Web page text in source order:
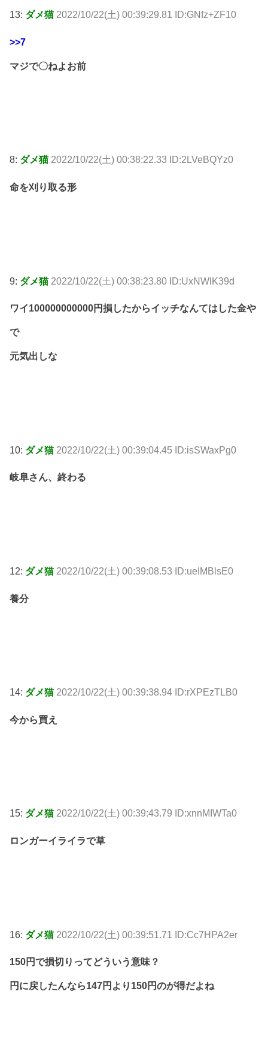
13: ダメ猫 2022/10/22(土) 00:39:29.81 ID:GNfz+ZF10
>>7
マジで〇ねよお前
8: ダメ猫 2022/10/22(土) 00:38:22.33 ID:2LVeBQYz0
命を刈り取る形
9: ダメ猫 2022/10/22(土) 00:38:23.80 ID:UxNWlK39d
ワイ100000000000円損したからイッチなんてはした金や
で
元気出しな
10: ダメ猫 2022/10/22(土) 00:39:04.45 ID:isSWaxPg0
岐阜さん、終わる
12: ダメ猫 2022/10/22(土) 00:39:08.53 ID:ueIMBlsE0
養分
14: ダメ猫 2022/10/22(土) 00:39:38.94 ID:rXPEzTLB0
今から買え
15: ダメ猫 2022/10/22(土) 00:39:43.79 ID:xnnMIWTa0
ロンガーイライラで草
16: ダメ猫 2022/10/22(土) 00:39:51.71 ID:Cc7HPA2er
150円で損切りってどういう意味？
円に戻したんなら147円より150円のが得だよね